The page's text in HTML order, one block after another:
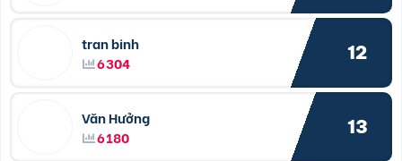
tran binh
6304
12
Văn Hưởng
6180
13